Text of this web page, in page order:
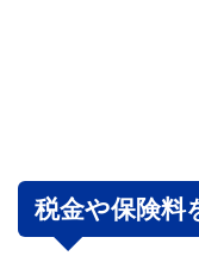
税金や保険料